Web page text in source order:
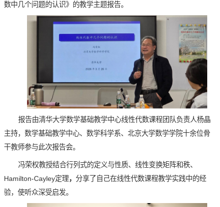
数中几个问题的认识》的教学主题报告。
报告由清华大学数学基础教学中心线性代数课程团队负责人杨晶
主持，数学基础教学中心、数学科学系、北京大学数学学院十余位骨
干教师参与此次报告会。
冯荣权教授结合行列式的定义与性质、线性变换矩阵和秩、
Hamilton-Cayley定理， 分享了自己在线性代数课程教学实践中的经
验，使听众深受启发。